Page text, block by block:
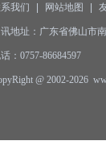
我们 | 网站地图 |
地址：广东省佛山市
：0757-86684597
@ 2002-2026